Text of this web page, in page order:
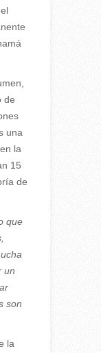
de
una
la
15
de
que
un
son
la